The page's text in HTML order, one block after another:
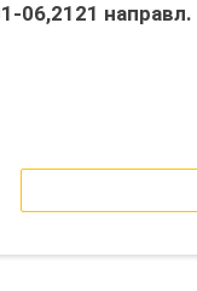
06,2121